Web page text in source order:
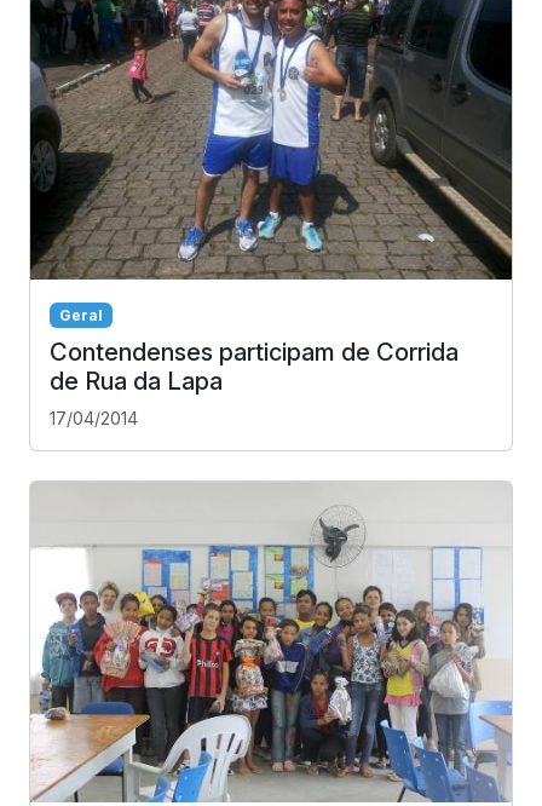
Geral
Contendenses participam de Corrida
de Rua da Lapa
17/04/2014